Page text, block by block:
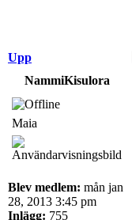
Upp
NammiKisulora
Maia
Blev medlem: mån jan
28, 2013 3:45 pm
Inlägg: 755